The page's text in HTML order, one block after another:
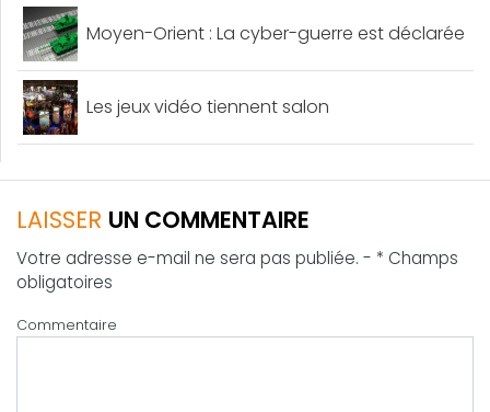
Moyen-Orient : La cyber-guerre est déclarée
Les jeux vidéo tiennent salon
LAISSER UN COMMENTAIRE
Votre adresse e-mail ne sera pas publiée. - * Champs
obligatoires
Commentaire